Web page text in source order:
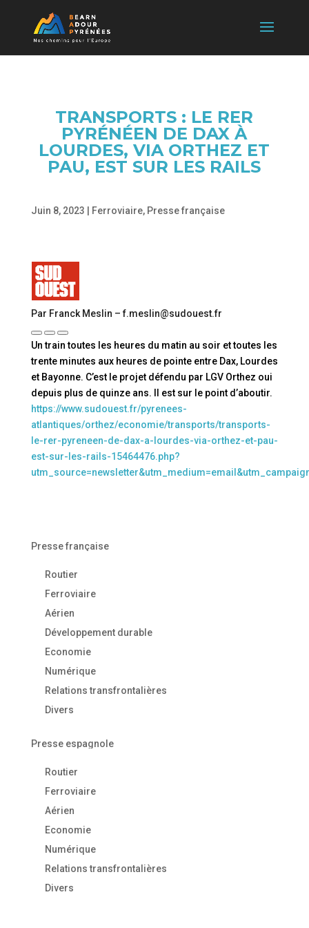
TRANSPORTS : LE RER
PYRÉNÉEN DE DAX À
LOURDES, VIA ORTHEZ ET
PAU, EST SUR LES RAILS
Juin 8, 2023 Ferroviaire, Presse française
Par Franck Meslin – f.meslin@sudouest.fr
Un train toutes les heures du matin au soir et toutes les
trente minutes aux heures de pointe entre Dax, Lourdes
et Bayonne. C’est le projet défendu par LGV Orthez oui
depuis plus de quinze ans. Il est sur le point d’aboutir.
https://www.sudouest.fr/pyrenees-
atlantiques/orthez/economie/transports/transports-
le-rer-pyreneen-de-dax-a-lourdes-via-orthez-et-pau-
est-sur-les-rails-15464476.php?
Presse française
Routier
Ferroviaire
Aérien
Développement durable
Economie
Numérique
Relations transfrontalières
Divers
Presse espagnole
Routier
Ferroviaire
Aérien
Economie
Numérique
Relations transfrontalières
Divers